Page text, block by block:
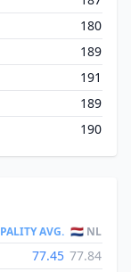
180
189
191
189
190
AVG. 🇳🇱 NL
77.45 77.84